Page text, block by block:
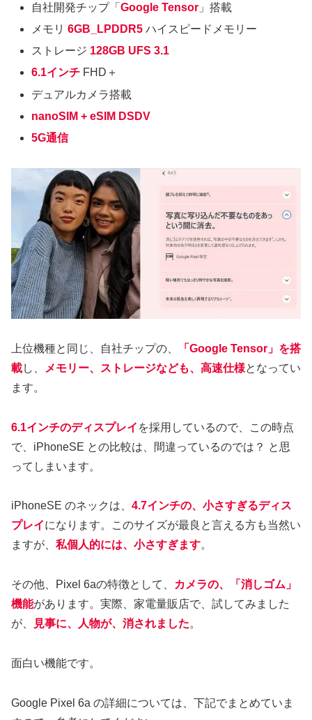
自社開発チップ「Google Tensor 」搭載
メモリ6GB_LPDDR5 ハイスピードメモリー
ストレージ 128GB UFS 3.1
6.1インチ FHD＋
デュアルカメラ搭載
nanoSIM + eSIM DSDV
5G通信
上位機種と同じ、自社チップの、
「Google Tensor」を搭
載し、 メモリー、ストレージなども、高速仕様となってい
ます。
6.1インチのディスプレイ を採用しているので、この時点
で、iPhoneSE との比較は、間違っているのでは？ と思
ってしまいます。
iPhoneSE のネックは、 4.7インチの、小さすぎるディス
プレイになります。このサイズが最良と言える方も当然い
ますが、 私個人的には、小さすぎます。
その他、Pixel 6aの特徴として、
カメラの、「消しゴム」
機能があります。実際、家電量販店で、試してみました
が、
見事に、人物が、消されました。
面白い機能です。
Google Pixel 6a の詳細については、下記でまとめていま